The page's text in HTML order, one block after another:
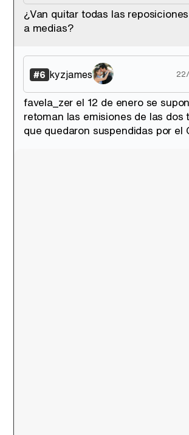
¿Van quitar todas las
a medias?
#6 kyzjames
favela_zer el 12 de enero se
retoman las emisiones de las dos
que quedaron suspendidas por el